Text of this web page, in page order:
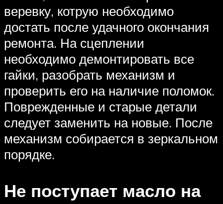
веревку, котрую необходимо
достать после удачного окончания
ремонта. На сцеплении
необходимо демонтировать все
гайки, разобрать механизм и
проверить его на наличие поломок.
Поврежденные и старые детали
следует заменить на новые. После
механизм собирается в зеркальном
порядке.
Не поступает масло на